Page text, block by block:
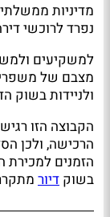
מדיניות
נפרד לרוכשי
למשקיעים
מצבם של משפרי
ולניידות בשוק
הקבוצה הזו
הרכישה, ולכן
הזמנים למכירת
בשוק דיור